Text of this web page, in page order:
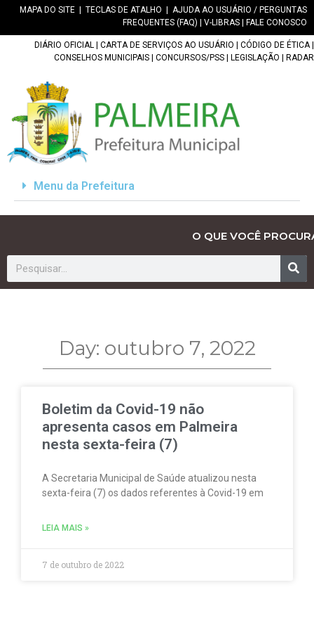
MAPA DO SITE TECLAS DE ATALHO
AJUDA AO USUÁRIO / PERGUNTAS
FREQUENTES (FAQ)
V-LIBRAS FALE CONOSCO
DIÁRIO OFICIAL CARTA DE SERVIÇOS AO USUÁRIO CÓDIGO DE ÉTICA|
CONSELHOS MUNICIPAIS
CONCURSOS/PSS LEGISLAÇÃO RADAR
Menu da Prefeitura
O QUE VOCÊ
Day: outubro 7, 2022
Boletim da Covid-19 não
apresenta casos em Palmeira
nesta sexta-feira (7)
A Secretaria Municipal de Saúde atualizou nesta
sexta-feira (7) os dados referentes à Covid-19 em
LEIA MAIS »
7 de outubro de 2022